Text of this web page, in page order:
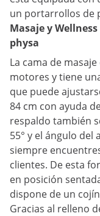
un portarrollos de
Masaje y
physa
La cama de
motores y tiene
que puede
84 cm con ayuda
respaldo también
55° y el ángulo
siempre
clientes. De esta
en posición
dispone de un
Gracias al relleno